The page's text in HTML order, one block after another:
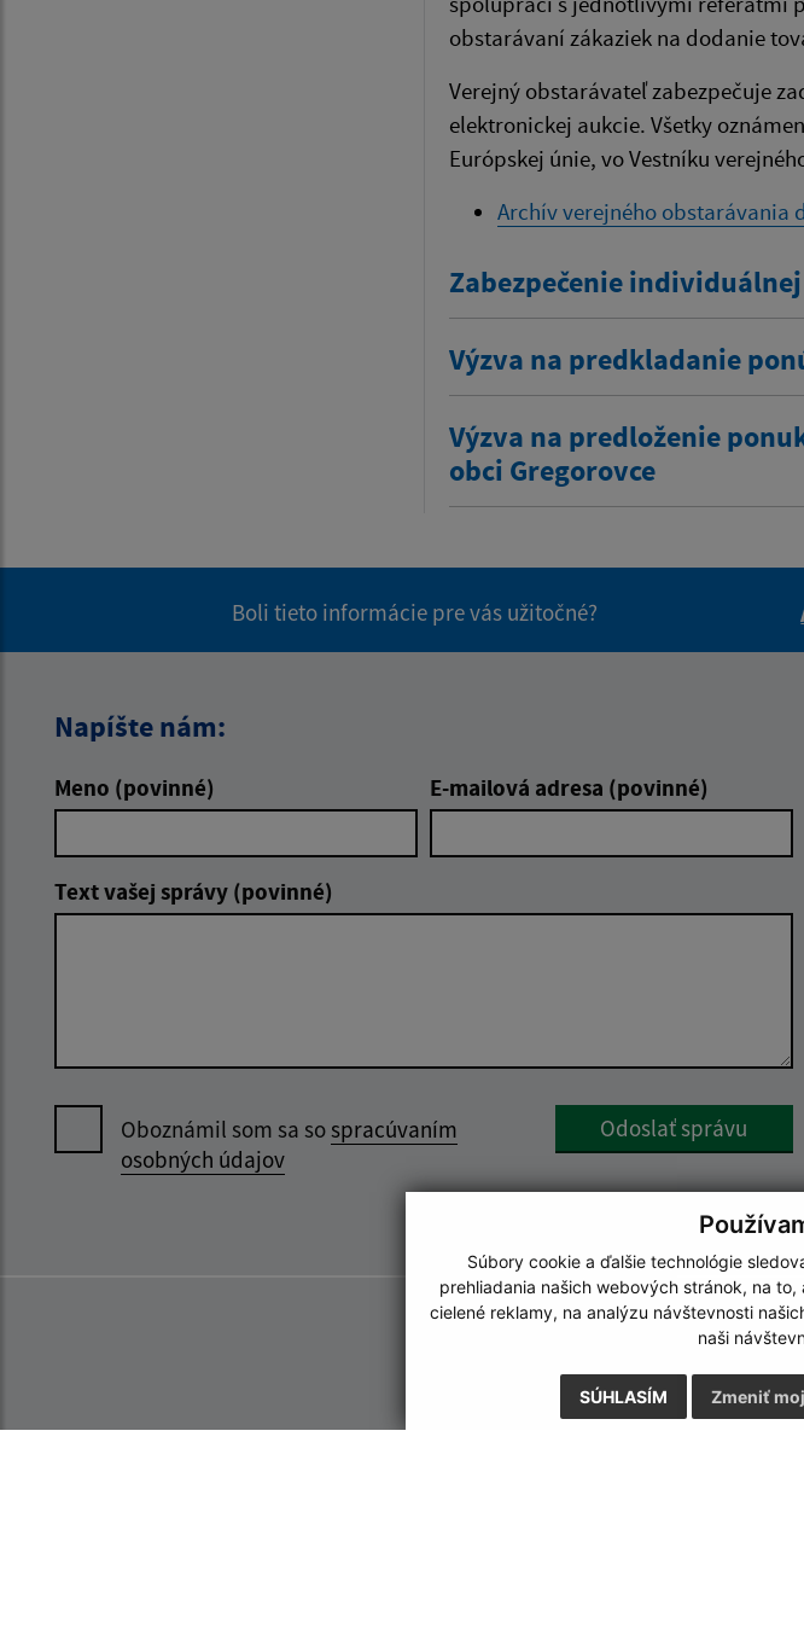
Súbory cookie a ďalšie technológie
prehliadania našich webových stránok, na
cielené reklamy, na analýzu návštevnosti
naši
SÚHLASÍM Zmeniť
obstarávaní zákaziek na dodanie
Verejný obstarávateľ zabezpečuje
elektronickej aukcie. Všetky
Európskej únie, vo Vestníku
Archív verejného obstarávania
Zabezpečenie
Výzva na predkladanie
Výzva na predloženie
obci Gregorovce
Boli tieto informácie pre vás užitočné?
Napíšte nám:
Meno (povinné) E-mailová adresa (povinné)
Text vašej správy (povinné)
Oboznámil som sa sospracúvaním
osobných údajov
Odoslať správu